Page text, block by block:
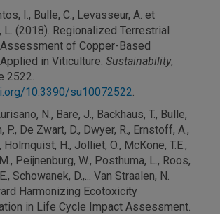
I., Bulle, C., Levasseur, A. et
L. (2018). Regionalized Terrestrial
of Copper-Based
in Viticulture. Sustainability,
2522.
10.3390/su10072522.
N., Bare, J., Backhaus, T., Bulle,
P., De Zwart, D., Dwyer, R., Ernstoff, A.,
Holmquist, H., Jolliet, O., McKone, T.E.,
Peijnenburg, W., Posthuma, L., Roos,
Schowanek, D.,... Van Straalen, N.
Harmonizing Ecotoxicity
in Life Cycle Impact Assessment.